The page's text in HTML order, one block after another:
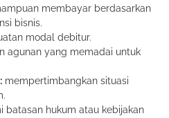
membayar berdasarkan
bisnis.
modal debitur.
agunan yang memadai untuk
mempertimbangkan situasi
batasan hukum atau kebijakan